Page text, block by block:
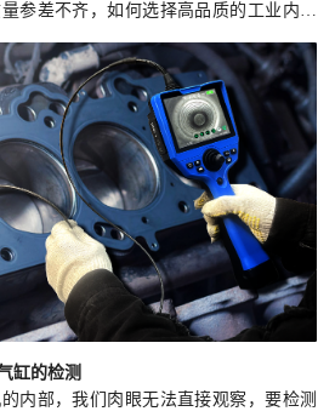
参差不齐，如何选择高品质的工业内窥
点。
缸的检测
内部，我们肉眼无法直接观察，要检测